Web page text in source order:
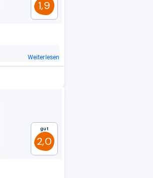
1,9
Weiterlesen
Gut
2,0